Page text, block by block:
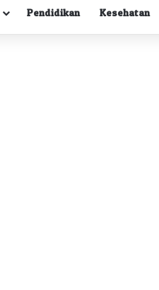
Pendidikan Kesehatan